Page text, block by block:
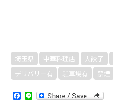
埼玉県 中華料理店 大餃子
デリバリー有
駐車場有 禁煙
Facebook
Line